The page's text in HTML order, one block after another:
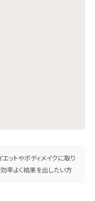
ットやボディメイクに取り
率よく結果を出したい方